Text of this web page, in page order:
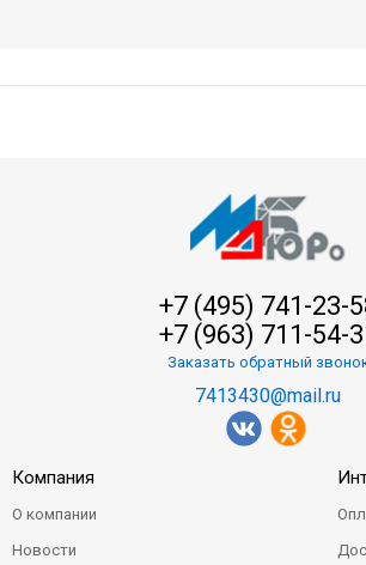
+7 (495) 741-23-
+7 (963) 711-54-
Заказать обратный
7413430@mail.ru
Компания
О компании
Новости